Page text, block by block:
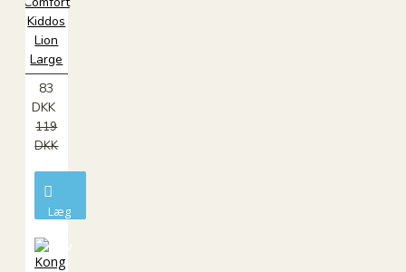
Kiddos
Lion
Large
83
DKK
119
DKK
Læg
kurv